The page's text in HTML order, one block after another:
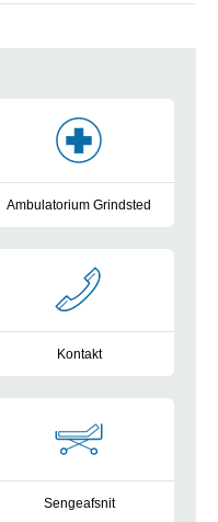
Ambulatorium Grindsted
Kontakt
Sengeafsnit